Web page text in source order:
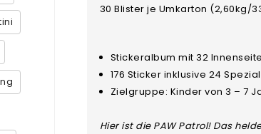
30 Blister je Umkarton (2,60kg/
Stickeralbum mit 32
176 Sticker inklusive 24
Zielgruppe: Kinder von 3 – 7
Hier ist die PAW Patrol! Das